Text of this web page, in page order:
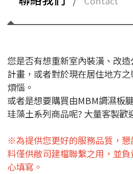
您是否有想重新室內裝潢、改
計畫，或者對於現在居住地方
煩惱。
或者是想要購買由MBM調濕板
珪藻土系列商品呢? 大量客製歡
※為提供您更好的服務品質，
料僅供敝司建檔聯繫之用，並
心填寫。